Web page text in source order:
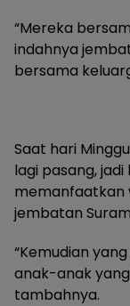
“Mereka
indahnya
bersama
Saat hari
lagi pasang,
memanfaatkan
jembatan
“Kemudian
anak-anak
tambahnya.